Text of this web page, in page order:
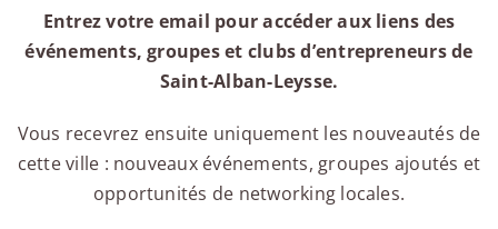
Entrez votre email pour accéder aux liens des
événements, groupes et clubs d’entrepreneurs de
Saint-Alban-Leysse.
Vous recevrez ensuite uniquement les nouveautés de
cette ville : nouveaux événements, groupes ajoutés et
opportunités de networking locales.